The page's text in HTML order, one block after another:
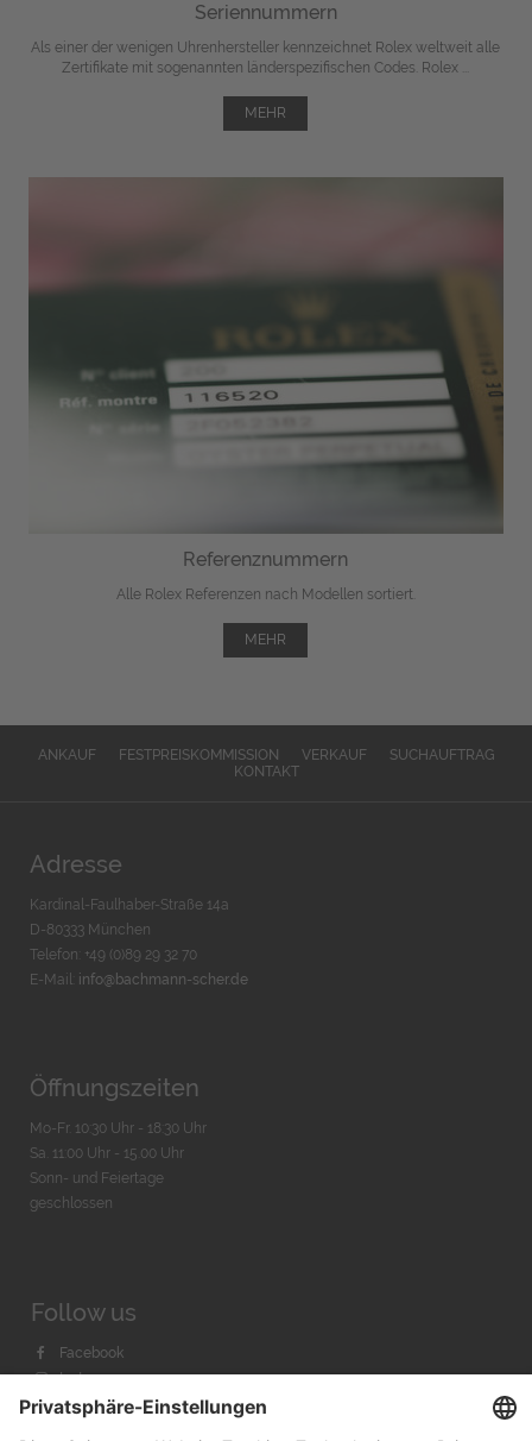
Seriennummern
Als einer der wenigen Uhrenhersteller kennzeichnet Rolex weltweit alle
Zertifikate mit sogenannten länderspezifischen Codes. Rolex ...
MEHR
Referenznummern
Alle Rolex Referenzen nach Modellen sortiert.
MEHR
ANKAUF FESTPREISKOMMISSION VERKAUF
SUCHAUFTRAG
KONTAKT
Adresse
Kardinal-Faulhaber-Straße 14a
D-80333 München
Telefon: +49 (0)89 29 32 70
E-Mail: info@bachmann-scher.de
Öffnungszeiten
Mo-Fr. 10:30 Uhr - 18:30 Uhr
Sa. 11:00 Uhr - 15.00 Uhr
Sonn- und Feiertage
geschlossen
Follow us
Facebook
Instagram
Youtube